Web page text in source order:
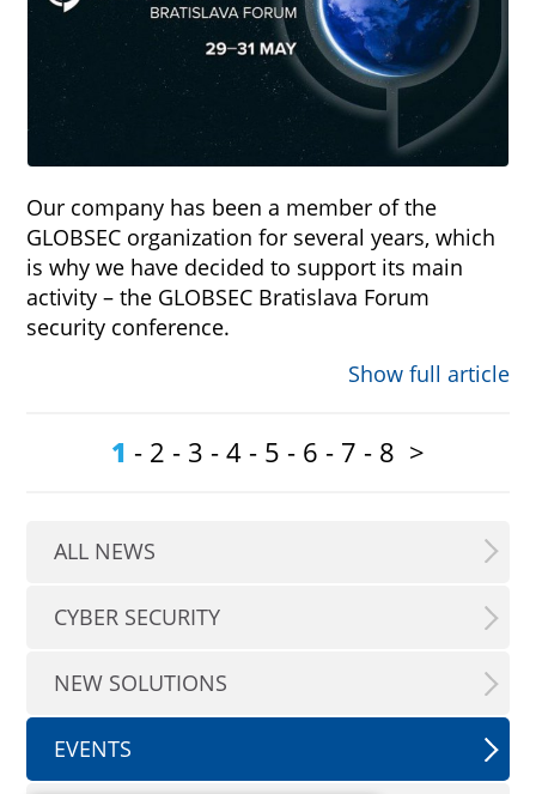
Our company has been a member of the
GLOBSEC organization for several years, which
is why we have decided to support its main
activity – the GLOBSEC Bratislava Forum
security conference.
Show full article
1 - 2 - 3 - 4 - 5 - 6 - 7 - 8 >
ALL NEWS
CYBER SECURITY
NEW SOLUTIONS
EVENTS